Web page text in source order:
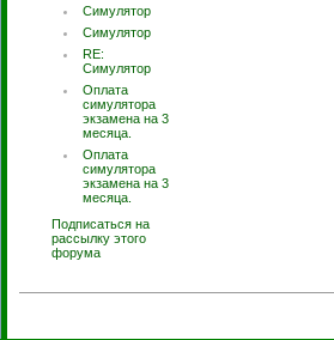
Симулятор
Симулятор
RE:
Симулятор
Оплата
симулятора
экзамена на 3
месяца.
Оплата
симулятора
экзамена на 3
месяца.
Подписаться на
рассылку этого
форума